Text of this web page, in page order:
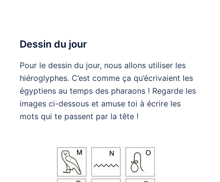
Dessin du jour
Pour le dessin du jour, nous allons utiliser les
hiéroglyphes. C’est comme ça qu’écrivaient les
égyptiens au temps des pharaons ! Regarde les
images ci-dessous et amuse toi à écrire les
mots qui te passent par la tête !